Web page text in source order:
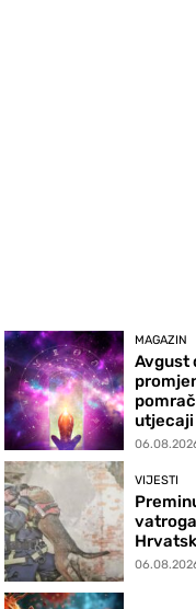
MAGAZIN
Avgust
utjecaji
VIJESTI